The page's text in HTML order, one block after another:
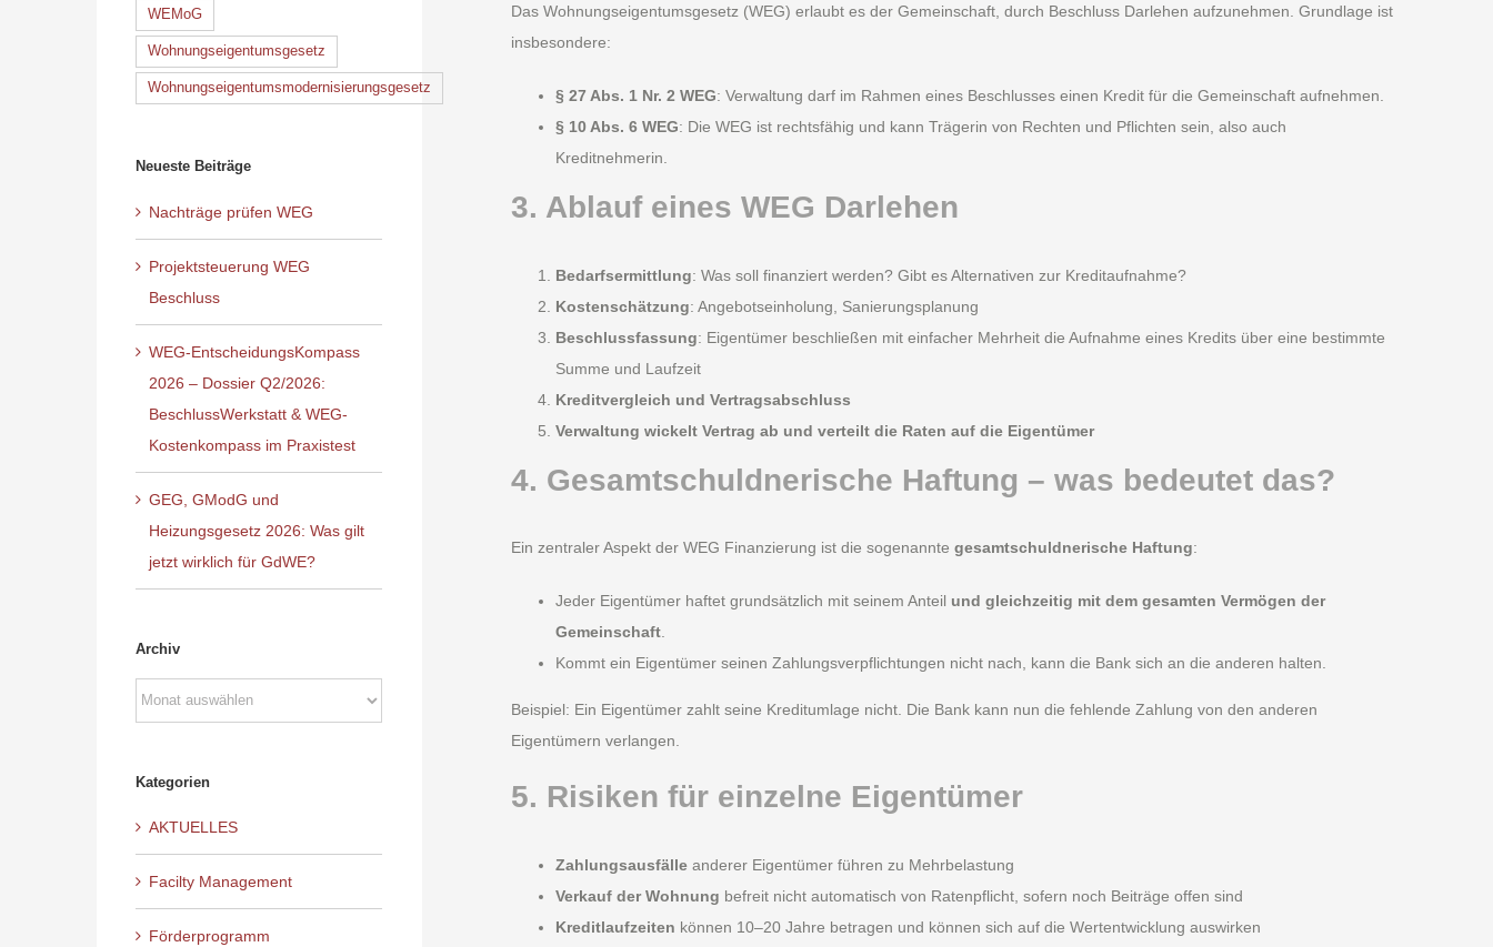
Das Wohnungseigentumsgesetz (WEG) erlaubt es der Gemeinschaft, durch Beschluss Darlehen aufzunehmen. Grundlage ist
insbesondere:
§ 27 Abs. 1 Nr. 2 WEG: Verwaltung darf im Rahmen eines Beschlusses einen Kredit für die Gemeinschaft aufnehmen.
§ 10 Abs. 6 WEG: Die WEG ist rechtsfähig und kann Trägerin von Rechten und Pflichten sein, also auch
Kreditnehmerin.
3. Ablauf eines WEG Darlehen
Bedarfsermittlung: Was soll finanziert werden? Gibt es Alternativen zur Kreditaufnahme?
Kostenschätzung: Angebotseinholung, Sanierungsplanung
Beschlussfassung: Eigentümer beschließen mit einfacher Mehrheit die Aufnahme eines Kredits über eine bestimmte
Summe und Laufzeit
Kreditvergleich und Vertragsabschluss
Verwaltung wickelt Vertrag ab und verteilt die Raten auf die Eigentümer
4. Gesamtschuldnerische Haftung – was bedeutet das?
Ein zentraler Aspekt der WEG Finanzierung ist die sogenannte gesamtschuldnerische Haftung:
Jeder Eigentümer haftet grundsätzlich mit seinem Anteil und gleichzeitig mit dem gesamten Vermögen der
Gemeinschaft.
Kommt ein Eigentümer seinen Zahlungsverpflichtungen nicht nach, kann die Bank sich an die anderen halten.
Beispiel: Ein Eigentümer zahlt seine Kreditumlage nicht. Die Bank kann nun die fehlende Zahlung von den anderen
Eigentümern verlangen.
5. Risiken für einzelne Eigentümer
Zahlungsausfälleanderer Eigentümer führen zu Mehrbelastung
Verkauf der Wohnung befreit nicht automatisch von Ratenpflicht, sofern noch Beiträge offen sind
Kreditlaufzeiten können 10–20 Jahre betragen und können sich auf die Wertentwicklung auswirken
WEMoG
Wohnungseigentumsgesetz
Wohnungseigentumsmodernisierungsgesetz
Neueste Beiträge
Nachträge prüfen WEG
Projektsteuerung WEG
Beschluss
WEG-EntscheidungsKompass
2026 – Dossier Q2/2026:
BeschlussWerkstatt & WEG-
Kostenkompass im Praxistest
GEG, GModG und
Heizungsgesetz 2026: Was gilt
jetzt wirklich für GdWE?
Archiv
Archiv
Kategorien
AKTUELLES
Facilty Management
Förderprogramm